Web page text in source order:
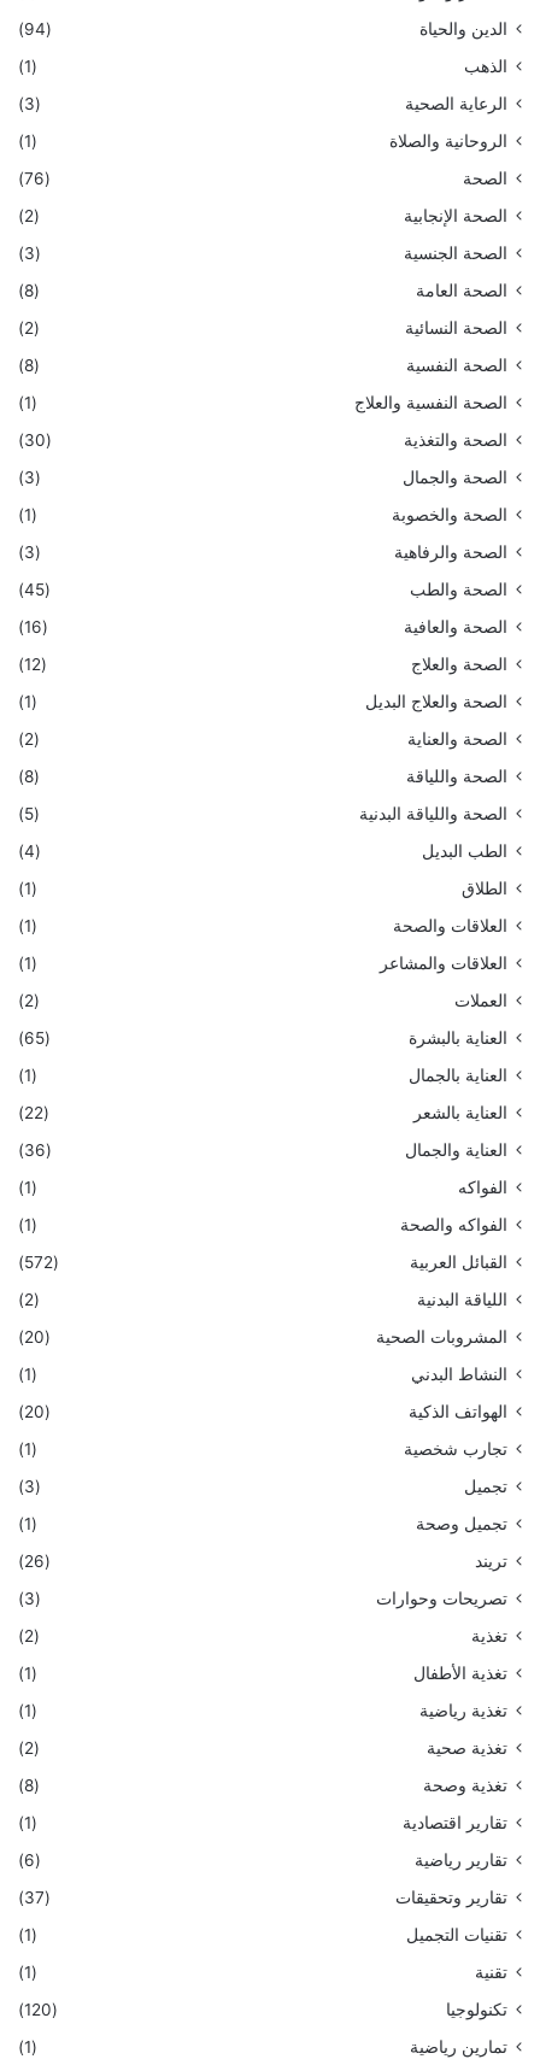
الدين والحياة
(94)
الذهب
(1)
الرعاية الصحية
(3)
الروحانية والصلاة
(1)
الصحة
(76)
الصحة الإنجابية
(2)
الصحة الجنسية
(3)
الصحة العامة
(8)
الصحة النسائية
(2)
الصحة النفسية
(8)
الصحة النفسية والعلاج
(1)
الصحة والتغذية
(30)
الصحة والجمال
(3)
الصحة والخصوبة
(1)
الصحة والرفاهية
(3)
الصحة والطب
(45)
الصحة والعافية
(16)
الصحة والعلاج
(12)
الصحة والعلاج البديل
(1)
الصحة والعناية
(2)
الصحة واللياقة
(8)
الصحة واللياقة البدنية
(5)
الطب البديل
(4)
الطلاق
(1)
العلاقات والصحة
(1)
العلاقات والمشاعر
(1)
العملات
(2)
العناية بالبشرة
(65)
العناية بالجمال
(1)
العناية بالشعر
(22)
العناية والجمال
(36)
الفواكه
(1)
الفواكه والصحة
(1)
القبائل العربية
(572)
اللياقة البدنية
(2)
المشروبات الصحية
(20)
النشاط البدني
(1)
الهواتف الذكية
(20)
تجارب شخصية
(1)
تجميل
(3)
تجميل وصحة
(1)
تريند
(26)
تصريحات وحوارات
(3)
تغذية
(2)
تغذية الأطفال
(1)
تغذية رياضية
(1)
تغذية صحية
(2)
تغذية وصحة
(8)
تقارير اقتصادية
(1)
تقارير رياضية
(6)
تقارير وتحقيقات
(37)
تقنيات التجميل
(1)
تقنية
(1)
تكنولوجيا
(120)
تمارين رياضية
(1)